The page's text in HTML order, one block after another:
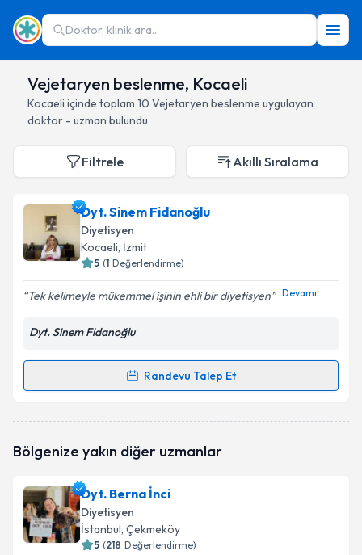
Doktor, klinik ara...
Vejetaryen beslenme, Kocaeli
Kocaeli içinde toplam 10 Vejetaryen beslenme uygulayan
doktor - uzman bulundu
Filtrele Akıllı Sıralama
Dyt. Sinem Fidanoğlu
Diyetisyen
Kocaeli, İzmit
5 (1 Değerlendirme)
Tek kelimeyle mükemmel işinin ehli bir diyetisyen Devamı
Dyt. Sinem Fidanoğlu
Randevu Talep Et
Randevu Takvimi Talebi
oluşturun. Size bu uzmandan randevu almanız için bir
E-posta Adresiniz
Bölgenize yakın diğer uzmanlar
Dyt. Berna İnci
Diyetisyen
İstanbul, Çekmeköy
5 (218 Değerlendirme)